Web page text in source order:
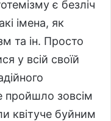
є безліч
імена, як
та ін. Просто
у всій своїй
пройшло зовсім
квітуче буйним